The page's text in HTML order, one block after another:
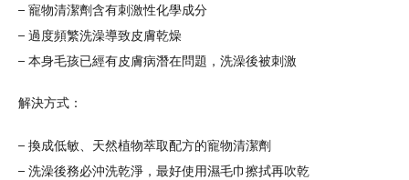
– 寵物清潔劑含有刺激性化學成分
– 過度頻繁洗澡導致皮膚乾燥
– 本身毛孩已經有皮膚病潛在問題，洗澡後被刺激
解決方式：
– 換成低敏、天然植物萃取配方的寵物清潔劑
– 洗澡後務必沖洗乾淨，最好使用濕毛巾擦拭再吹乾